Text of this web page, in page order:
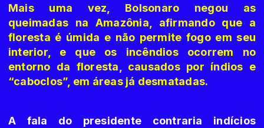
Mais uma vez, Bolsonaro negou as
queimadas na Amazônia, afirmando que a
floresta é úmida e não permite fogo em seu
interior, e que os incêndios ocorrem no
entorno da floresta, causados por índios e
“caboclos”, em áreas já desmatadas.
A fala do presidente contraria indícios